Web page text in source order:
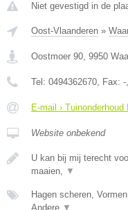
Niet gevestigd in de
Oost-Vlaanderen »
Oostmoer 90, 9950
Tel: 0494362670, Fax: -
E-mail ›
Website onbekend
U kan bij mij terecht
maaien, ▼
Hagen scheren,
Andere ▼